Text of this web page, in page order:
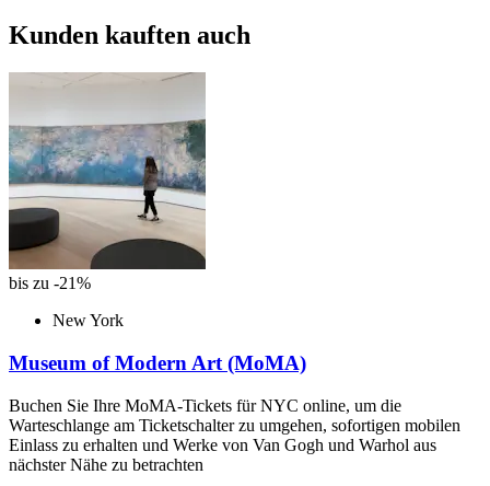
Kunden kauften auch
bis zu -21%
New York
Museum of Modern Art (MoMA)
Buchen Sie Ihre MoMA-Tickets für NYC online, um die
Warteschlange am Ticketschalter zu umgehen, sofortigen mobilen
Einlass zu erhalten und Werke von Van Gogh und Warhol aus
nächster Nähe zu betrachten